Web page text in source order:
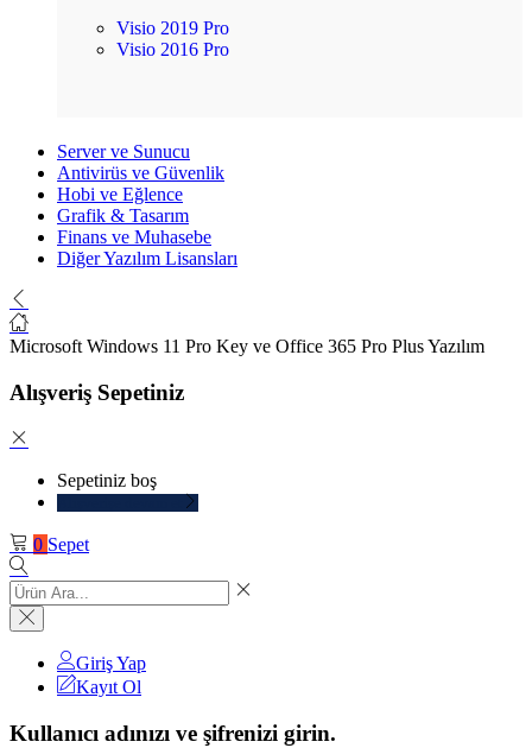
Visio 2019 Pro
Visio 2016 Pro
Server ve Sunucu
Antivirüs ve Güvenlik
Hobi ve Eğlence
Grafik & Tasarım
Finans ve Muhasebe
Diğer Yazılım Lisansları
Microsoft Windows 11 Pro Key ve Office 365 Pro Plus Yazılım
Alışveriş Sepetiniz
Sepetiniz boş
0 Sepet
Giriş Yap
Kayıt Ol
Kullanıcı adınızı ve şifrenizi girin.